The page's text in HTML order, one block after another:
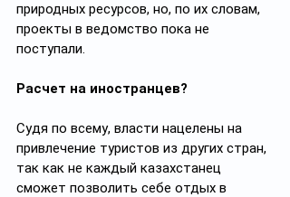
природных ресурсов, но, по их словам,
проекты в ведомство пока не
поступали.
Расчет на иностранцев?
Судя по всему, власти нацелены на
привлечение туристов из других стран,
так как не каждый казахстанец
сможет позволить себе отдых в